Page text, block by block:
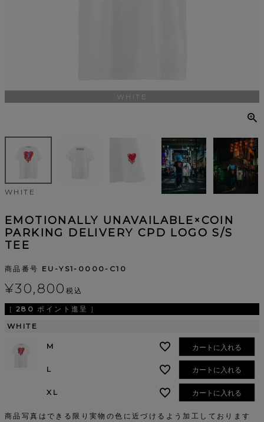
WHITE
WHITE
EMOTIONALLY UNAVAILABLE×COIN
PARKING DELIVERY CPD LOGO S/S
TEE
商品番号 EU-YS1-0000-C10
¥30,800 税込
[ 280 ポイント進呈 ]
WHITE
M カートに入れる
L カートに入れる
XL カートに入れる
商品写真はできる限り実物の色に近づけるよう加工しております